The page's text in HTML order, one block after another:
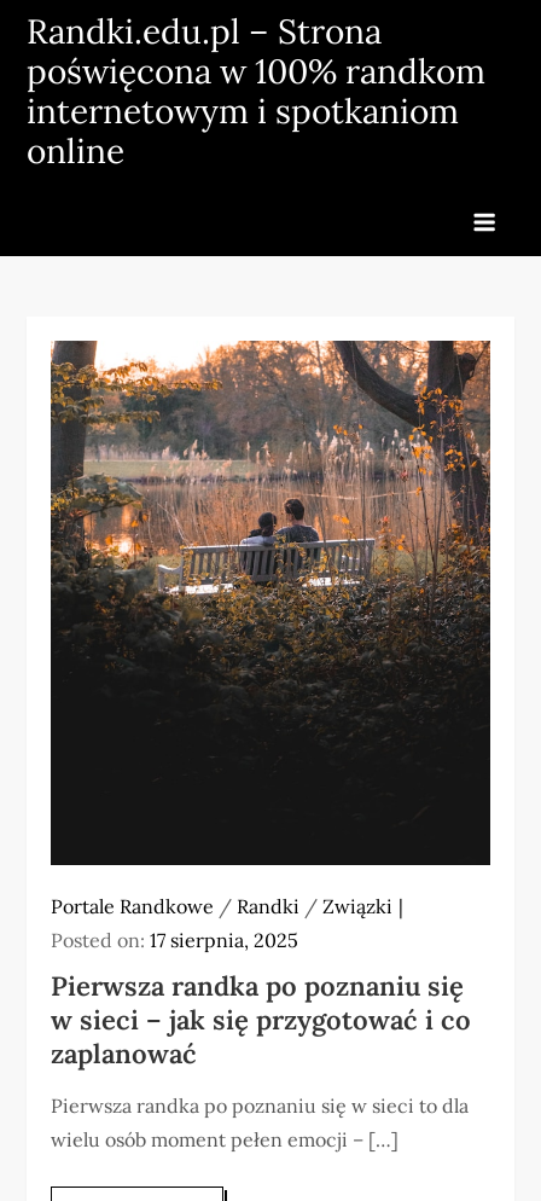
Skip
content
Randki.edu.pl – Strona
poświęcona w 100% randkom
internetowym i spotkaniom
online
Portale Randkowe / Randki /Związki
Posted on:17 sierpnia, 2025
Pierwsza randka po poznaniu się
w sieci – jak się przygotować i co
zaplanować
Pierwsza randka po poznaniu się w sieci to dla
wielu osób moment pełen emocji – […]